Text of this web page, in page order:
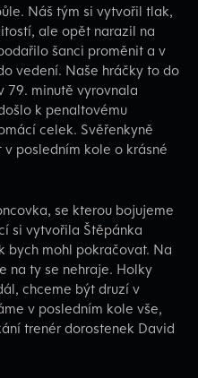
Náš tým si vytvořil tlak,
ale opět narazil na
šanci proměnit a v
vedení. Naše hráčky to do
79. minutě vyrovnala
k penaltovému
celek. Svěřenkyně
posledním kole o krásné
se kterou bojujeme
si vytvořila Štěpánka
bych mohl pokračovat. Na
na ty se nehraje. Holky
chceme být druzí v
v posledním kole vše,
trenér dorostenek David